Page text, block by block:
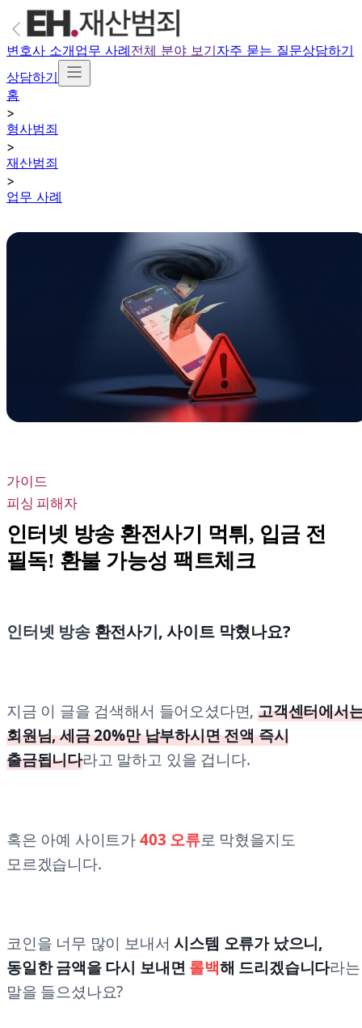
변호사 소개업무 사례전체 분야 보기자주 묻는 질문상담하기
상담하기
홈
>
형사범죄
>
재산범죄
>
업무 사례
가이드
피싱 피해자
인터넷 방송 환전사기 먹튀, 입금 전
필독! 환불 가능성 팩트체크
인터넷 방송환전사기, 사이트 막혔나요?
지금 이 글을 검색해서 들어오셨다면,고객센터에서
회원님, 세금 20%만 납부하시면 전액 즉시
출금됩니다라고 말하고 있을 겁니다.
혹은 아예 사이트가403 오류로 막혔을지도
모르겠습니다.
코인을 너무 많이 보내서시스템 오류가 났으니,
동일한 금액을 다시 보내면 롤백해 드리겠습니다라는
말을 들으셨나요?